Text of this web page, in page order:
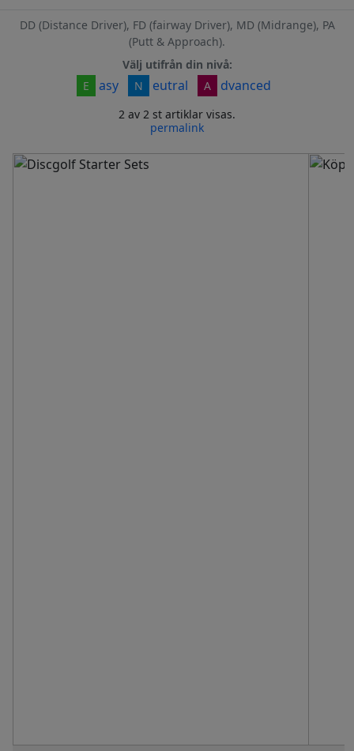
DD (Distance Driver), FD (fairway Driver), MD (Midrange), PA
(Putt & Approach).
Välj utifrån din nivå:
E
asy N eutral A dvanced
2 av 2 st artiklar visas.
permalink